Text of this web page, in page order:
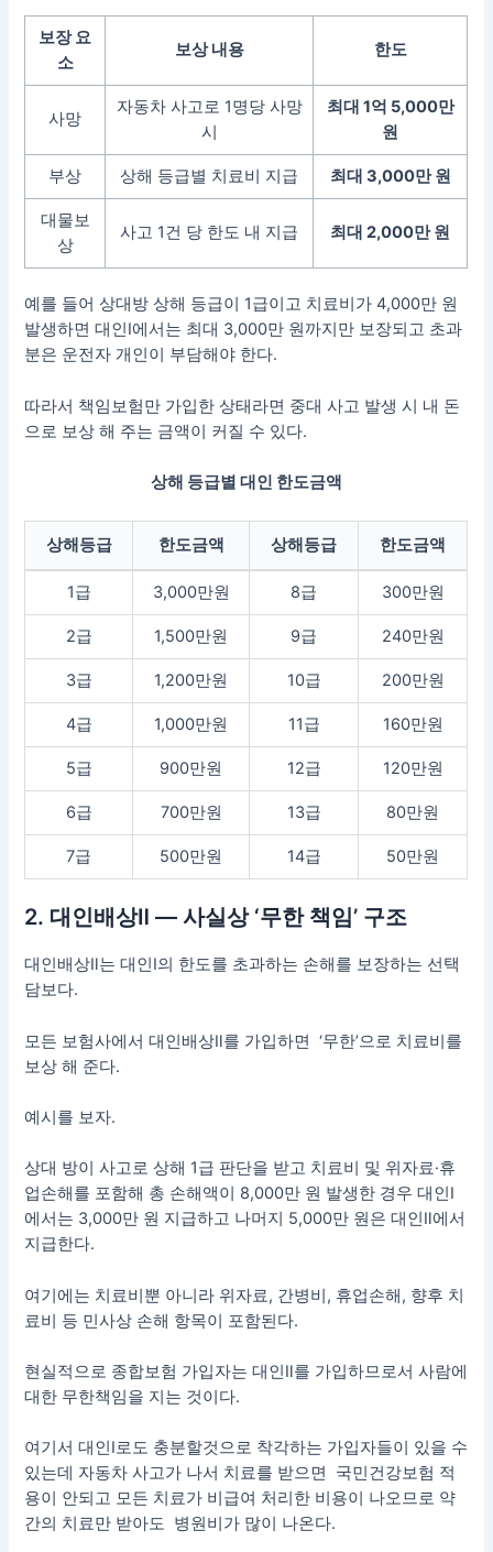
보장 요
소
보상 내용 한도
사망
자동차 사고로 1명당 사망
시
최대 1억 5,000만
원
부상 상해 등급별 치료비 지급 최대 3,000만 원
대물보
상
사고 1건 당 한도 내 지급 최대 2,000만 원
예를 들어 상대방 상해 등급이 1급이고 치료비가 4,000만 원
발생하면 대인Ⅰ에서는 최대 3,000만 원까지만 보장되고 초과
분은 운전자 개인이 부담해야 한다.
따라서 책임보험만 가입한 상태라면 중대 사고 발생 시 내 돈
으로 보상 해 주는 금액이 커질 수 있다.
상해 등급별 대인 한도금액
상해등급 한도금액 상해등급 한도금액
1급 3,000만원 8급 300만원
2급 1,500만원 9급 240만원
3급 1,200만원 10급 200만원
4급 1,000만원 11급 160만원
5급 900만원 12급 120만원
6급 700만원 13급 80만원
7급 500만원 14급 50만원
2. 대인배상Ⅱ — 사실상 ‘무한 책임’ 구조
대인배상Ⅱ는 대인Ⅰ의 한도를 초과하는 손해를 보장하는 선택
담보다.
모든 보험사에서 대인배상Ⅱ를 가입하면 ‘무한’으로 치료비를
보상 해 준다.
예시를 보자.
상대 방이 사고로 상해 1급 판단을 받고 치료비 및 위자료·휴
업손해를 포함해 총 손해액이 8,000만 원 발생한 경우 대인Ⅰ
에서는 3,000만 원 지급하고 나머지 5,000만 원은 대인Ⅱ에서
지급한다.
여기에는 치료비뿐 아니라 위자료, 간병비, 휴업손해, 향후 치
료비 등 민사상 손해 항목이 포함된다.
현실적으로 종합보험 가입자는 대인Ⅱ를 가입하므로서 사람에
대한 무한책임을 지는 것이다.
여기서 대인I로도 충분할것으로 착각하는 가입자들이 있을 수
있는데 자동차 사고가 나서 치료를 받으면 국민건강보험 적
용이 안되고 모든 치료가 비급여 처리한 비용이 나오므로 약
간의 치료만 받아도 병원비가 많이 나온다.